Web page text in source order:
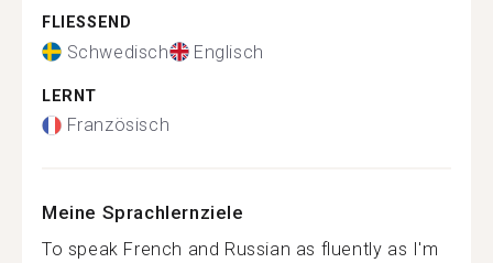
FLIESSEND
Schwedisch Englisch
LERNT
Französisch
Meine Sprachlernziele
To speak French and Russian as fluently as I'm